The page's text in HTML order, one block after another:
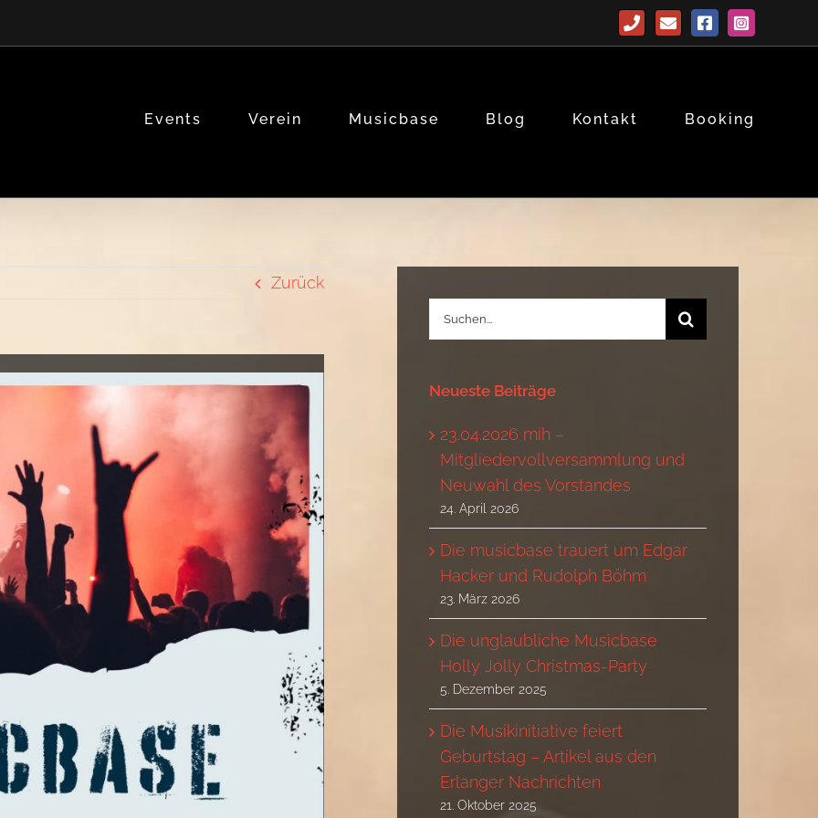
Telefon
E-
Mail
FacebookInstagram
Events Verein Musicbase Blog Kontakt Booking
Zurück
Suche
nach:
Neueste Beiträge
23.04.2026 mih –
Mitgliedervollversammlung und
Neuwahl des Vorstandes
24. April 2026
Die musicbase trauert um Edgar
Hacker und Rudolph Böhm
23. März 2026
Die unglaubliche Musicbase
Holly Jolly Christmas-Party
5. Dezember 2025
Die Musikinitiative feiert
Geburtstag – Artikel aus den
Erlanger Nachrichten
21. Oktober 2025